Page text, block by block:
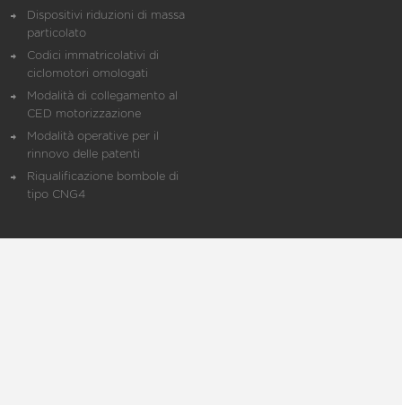
Dispositivi riduzioni di massa
particolato
Codici immatricolativi di
ciclomotori omologati
Modalità di collegamento al
CED motorizzazione
Modalità operative per il
rinnovo delle patenti
Riqualificazione bombole di
tipo CNG4